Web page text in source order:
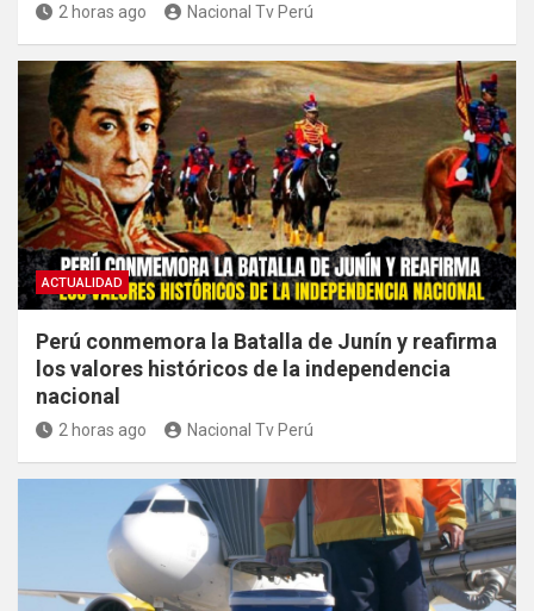
2 horas ago Nacional Tv Perú
ACTUALIDAD
Perú conmemora la Batalla de Junín y reafirma
los valores históricos de la independencia
nacional
2 horas ago Nacional Tv Perú